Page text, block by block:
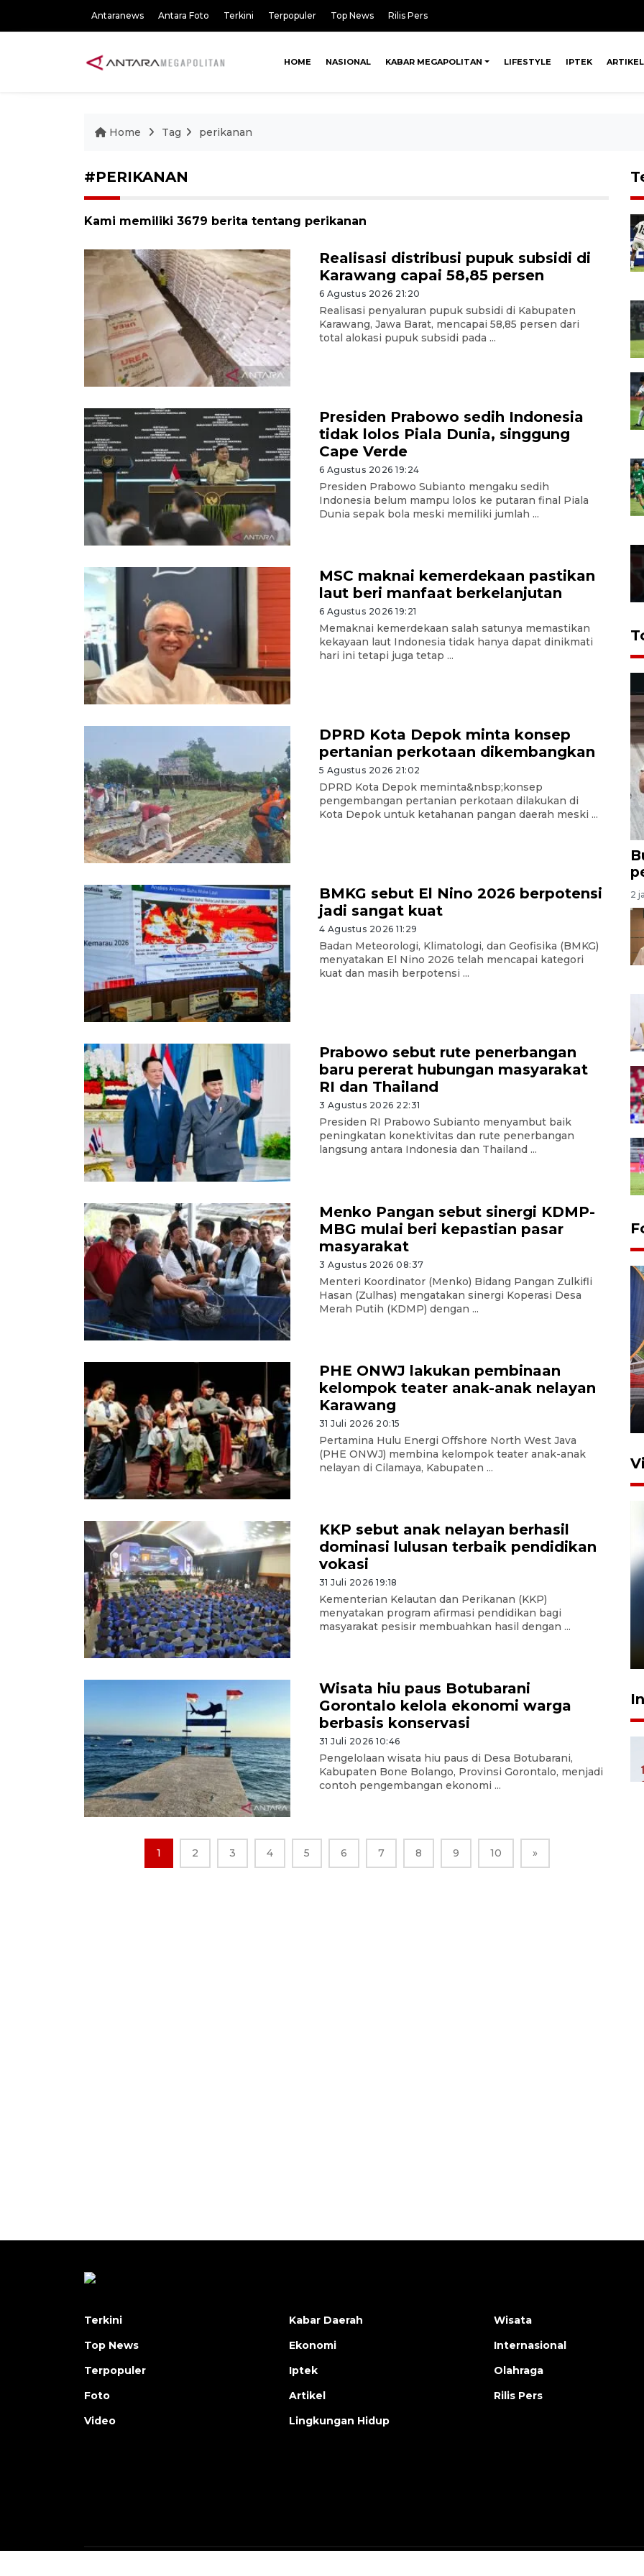
Antaranews Antara Foto Terkini Terpopuler Top News Rilis Pers
HOME NASIONAL KABAR MEGAPOLITAN LIFESTYLE IPTEK ARTIKEL
Home Tag perikanan
#PERIKANAN
Kami memiliki 3679 berita tentang perikanan
Realisasi distribusi pupuk subsidi di
Karawang capai 58,85 persen
6 Agustus 2026 21:20
Realisasi penyaluran pupuk subsidi di Kabupaten
Karawang, Jawa Barat, mencapai 58,85 persen dari
total alokasi pupuk subsidi pada ...
Presiden Prabowo sedih Indonesia
tidak lolos Piala Dunia, singgung
Cape Verde
6 Agustus 2026 19:24
Presiden Prabowo Subianto mengaku sedih
Indonesia belum mampu lolos ke putaran final Piala
Dunia sepak bola meski memiliki jumlah ...
MSC maknai kemerdekaan pastikan
laut beri manfaat berkelanjutan
6 Agustus 2026 19:21
Memaknai kemerdekaan salah satunya memastikan
kekayaan laut Indonesia tidak hanya dapat dinikmati
hari ini tetapi juga tetap ...
DPRD Kota Depok minta konsep
pertanian perkotaan dikembangkan
5 Agustus 2026 21:02
DPRD Kota Depok meminta&nbsp;konsep
pengembangan pertanian perkotaan dilakukan di
Kota Depok untuk ketahanan pangan daerah meski ...
BMKG sebut El Nino 2026 berpotensi
jadi sangat kuat
4 Agustus 2026 11:29
Badan Meteorologi, Klimatologi, dan Geofisika (BMKG)
menyatakan El Nino 2026 telah mencapai kategori
kuat dan masih berpotensi ...
Prabowo sebut rute penerbangan
baru pererat hubungan masyarakat
RI dan Thailand
3 Agustus 2026 22:31
Presiden RI Prabowo Subianto menyambut baik
peningkatan konektivitas dan rute penerbangan
langsung antara Indonesia dan Thailand ...
Menko Pangan sebut sinergi KDMP-
MBG mulai beri kepastian pasar
masyarakat
3 Agustus 2026 08:37
Menteri Koordinator (Menko) Bidang Pangan Zulkifli
Hasan (Zulhas) mengatakan sinergi Koperasi Desa
Merah Putih (KDMP) dengan ...
PHE ONWJ lakukan pembinaan
kelompok teater anak-anak nelayan
Karawang
31 Juli 2026 20:15
Pertamina Hulu Energi Offshore North West Java
(PHE ONWJ) membina kelompok teater anak-anak
nelayan di Cilamaya, Kabupaten ...
KKP sebut anak nelayan berhasil
dominasi lulusan terbaik pendidikan
vokasi
31 Juli 2026 19:18
Kementerian Kelautan dan Perikanan (KKP)
menyatakan program afirmasi pendidikan bagi
masyarakat pesisir membuahkan hasil dengan ...
Wisata hiu paus Botubarani
Gorontalo kelola ekonomi warga
berbasis konservasi
31 Juli 2026 10:46
Pengelolaan wisata hiu paus di Desa Botubarani,
Kabupaten Bone Bolango, Provinsi Gorontalo, menjadi
contoh pengembangan ekonomi ...
1 2 3 4 5 6 7 8 9 10 »
2
Komisi V DPR tinjau
perlintasan sebidang di
Stasiun Bogor
12 Juni 2026 18:49
Pelanggan Filaha Farm setia
sampai 8 tahan?
Terkini
Top News
Terpopuler
Foto
Video
Kabar Daerah
Ekonomi
Iptek
Artikel
Lingkungan Hidup
Wisata
Internasional
Olahraga
Rilis Pers